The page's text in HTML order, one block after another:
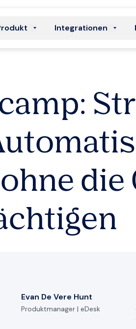
Integrationen
die
Evan De Vere Hunt
Produktmanager | eDesk